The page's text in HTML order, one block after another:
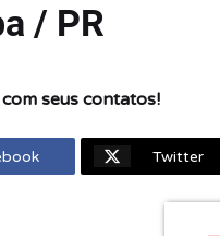
/ PR
seus contatos!
Twitter